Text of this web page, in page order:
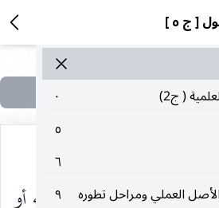
[ ج ٥ ]
( ج2)
٠
٥
٦
العملي ومراحل تطوره
٩